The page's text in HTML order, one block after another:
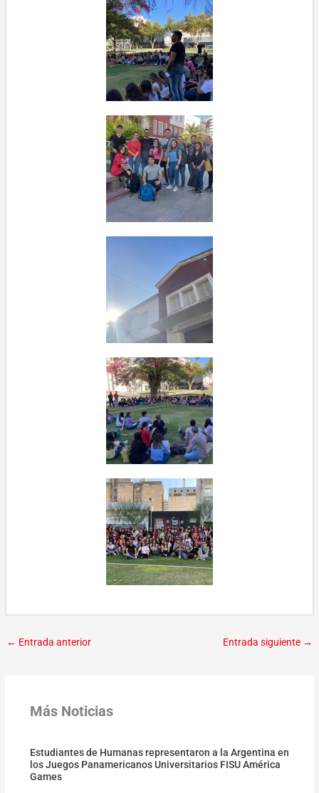
← Entrada anterior Entrada siguiente →
Más Noticias
Estudiantes de Humanas representaron a la Argentina en
los Juegos Panamericanos Universitarios FISU América
Games